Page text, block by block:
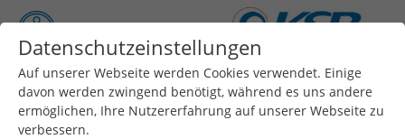
Menü
Datenschutzeinstellungen
Auf unserer Webseite werden Cookies verwendet. Einige
davon werden zwingend benötigt, während es uns andere
ermöglichen, Ihre Nutzererfahrung auf unserer Webseite zu
verbessern.